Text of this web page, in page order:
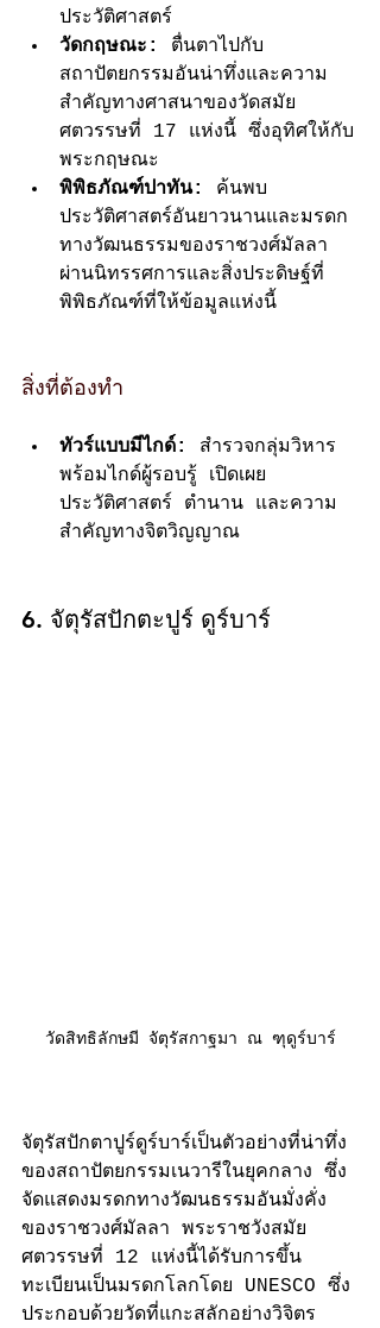
ประวัติศาสตร์
วัดกฤษณะ:
ตื่นตาไปกับ
สถาปัตยกรรมอันน่าทึ่งและความ
สำคัญทางศาสนาของวัดสมัย
ศตวรรษที่ 17 แห่งนี้ ซึ่งอุทิศให้กับ
พระกฤษณะ
พิพิธภัณฑ์ปาทัน:
ค้นพบ
ประวัติศาสตร์อันยาวนานและมรดก
ทางวัฒนธรรมของราชวงศ์มัลลา
ผ่านนิทรรศการและสิ่งประดิษฐ์ที่
พิพิธภัณฑ์ที่ให้ข้อมูลแห่งนี้
สิ่งที่ต้องทำ
ทัวร์แบบมีไกด์:
สำรวจกลุ่มวิหาร
พร้อมไกด์ผู้รอบรู้ เปิดเผย
ประวัติศาสตร์ ตำนาน และความ
สำคัญทางจิตวิญญาณ
6. จัตุรัสปักตะปูร์ ดูร์บาร์
วัดสิทธิลักษมี จัตุรัสกาฐมา ณ ฑุดูร์บาร์
จัตุรัสปักตาปูร์ดูร์บาร์เป็นตัวอย่างที่น่าทึ่ง
ของสถาปัตยกรรมเนวารีในยุคกลาง ซึ่ง
จัดแสดงมรดกทางวัฒนธรรมอันมั่งคั่ง
ของราชวงศ์มัลลา พระราชวังสมัย
ศตวรรษที่ 12 แห่งนี้ได้รับการขึ้น
ทะเบียนเป็นมรดกโลกโดย UNESCO ซึ่ง
ประกอบด้วยวัดที่แกะสลักอย่างวิจิตร